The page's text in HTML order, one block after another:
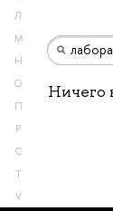
Л
М
Н
О
П
Р
С
Т
У
Ничего